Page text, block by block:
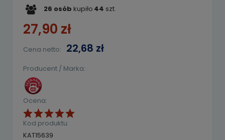
26 osób kupiło 44 szt.
27,90 zł
Cena netto: 22,68 zł
Ocena:
Producent / Marka:
Kod produktu:
KAT15639